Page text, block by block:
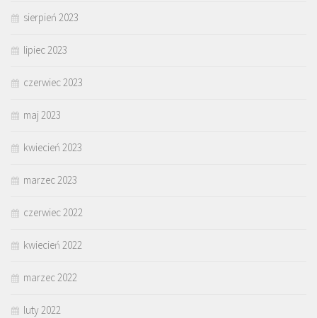
sierpień 2023
lipiec 2023
czerwiec 2023
maj 2023
kwiecień 2023
marzec 2023
czerwiec 2022
kwiecień 2022
marzec 2022
luty 2022